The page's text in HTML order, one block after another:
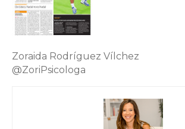
Zoraida Rodríguez Vílchez
@ZoriPsicologa